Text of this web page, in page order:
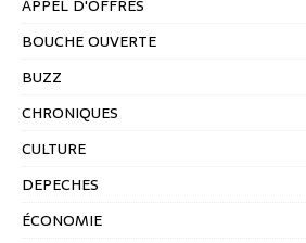
APPEL D'OFFRES
BOUCHE OUVERTE
BUZZ
CHRONIQUES
CULTURE
DEPECHES
ÉCONOMIE